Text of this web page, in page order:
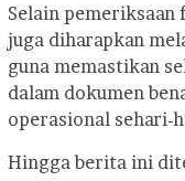
Selain pemeriksaan
juga diharapkan
guna memastikan
dalam dokumen
operasional sehari-
Hingga berita ini